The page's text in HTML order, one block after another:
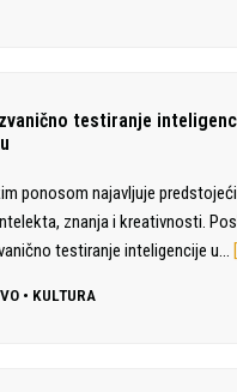
testiranje
ponosom najavljuje
znanja i kreativnosti.
testiranje inteligencije u…
• KULTURA